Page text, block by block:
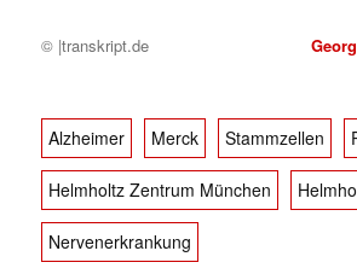
© |transkript.de
Alzheimer Merck Stammzellen
Helmholtz Zentrum München
Nervenerkrankung